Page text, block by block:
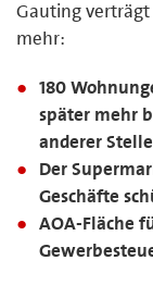
Gauting
mehr:
180
später mehr
anderer
Der
Geschäfte
AOA-Fläche